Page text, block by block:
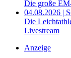
Die große
04.08.2026 |
Die
Livestream
Anzeige